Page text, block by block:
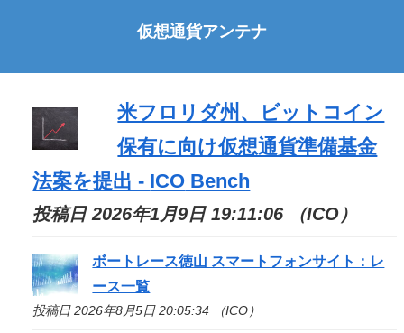
仮想通貨アンテナ
米フロリダ州、ビットコイン
保有に向け仮想通貨準備基金
法案を提出 - ICO Bench
投稿日 2026年1月9日 19:11:06 （ICO）
ボートレース徳山 スマートフォンサイト：レ
ース一覧
投稿日 2026年8月5日 20:05:34 （ICO）